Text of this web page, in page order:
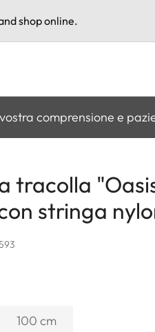
shop online.
comprensione e
tracolla
stringa
100 cm